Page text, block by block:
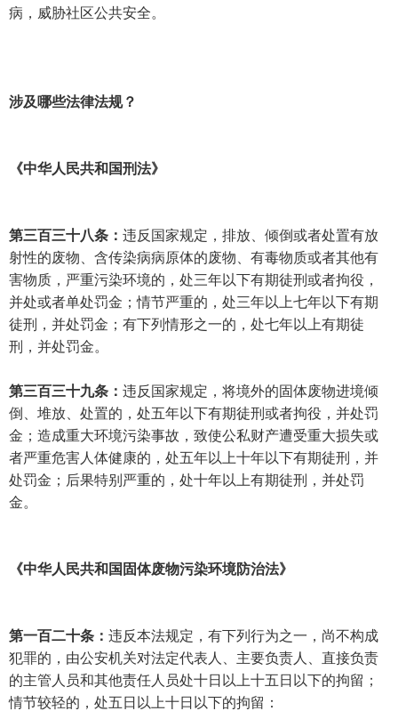
病，威胁社区公共安全。
涉及哪些法律法规？
《中华人民共和国刑法》
第三百三十八条： 违反国家规定，排放、倾倒或者处置有放
射性的废物、含传染病病原体的废物、有毒物质或者其他有
害物质，严重污染环境的，处三年以下有期徒刑或者拘役，
并处或者单处罚金；情节严重的，处三年以上七年以下有期
徒刑，并处罚金；有下列情形之一的，处七年以上有期徒
刑，并处罚金。
第三百三十九条： 违反国家规定，将境外的固体废物进境倾
倒、堆放、处置的，处五年以下有期徒刑或者拘役，并处罚
金；造成重大环境污染事故，致使公私财产遭受重大损失或
者严重危害人体健康的，处五年以上十年以下有期徒刑，并
处罚金；后果特别严重的，处十年以上有期徒刑，并处罚
金。
《中华人民共和国固体废物污染环境防治法》
第一百二十条： 违反本法规定，有下列行为之一，尚不构成
犯罪的，由公安机关对法定代表人、主要负责人、直接负责
的主管人员和其他责任人员处十日以上十五日以下的拘留；
情节较轻的，处五日以上十日以下的拘留：